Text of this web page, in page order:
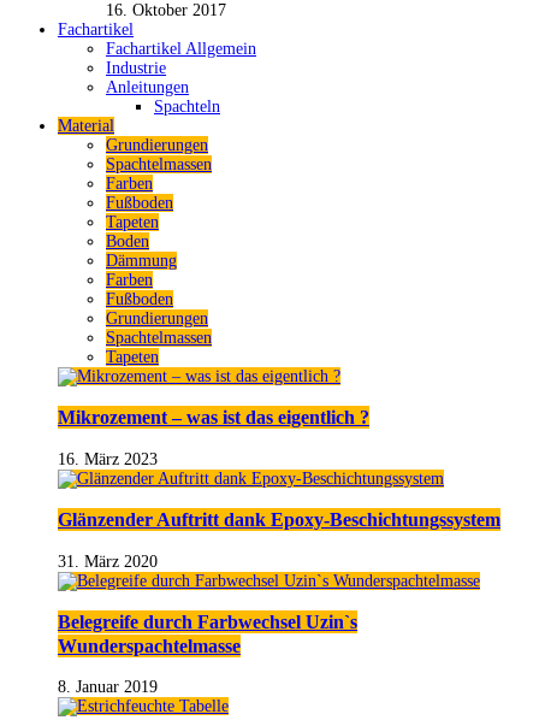
16. Oktober 2017
Fachartikel
Fachartikel Allgemein
Industrie
Anleitungen
Spachteln
Material
Grundierungen
Spachtelmassen
Farben
Fußboden
Tapeten
Boden
Dämmung
Farben
Fußboden
Grundierungen
Spachtelmassen
Tapeten
Mikrozement – was ist das eigentlich ?
16. März 2023
Glänzender Auftritt dank Epoxy-Beschichtungssystem
31. März 2020
Belegreife durch Farbwechsel Uzin`s
Wunderspachtelmasse
8. Januar 2019